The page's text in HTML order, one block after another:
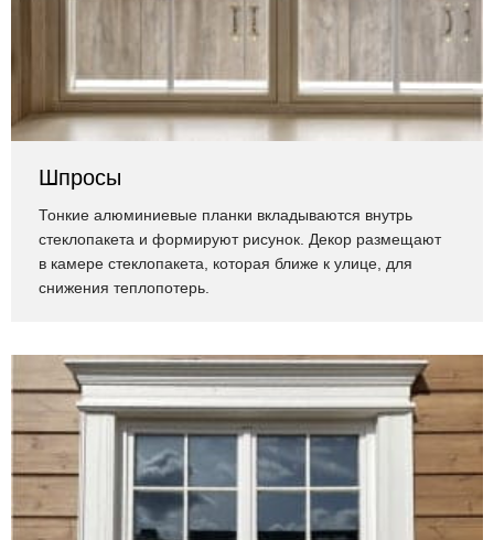
Шпросы
Тонкие алюминиевые планки вкладываются внутрь
стеклопакета и формируют рисунок. Декор размещают
в камере стеклопакета, которая ближе к улице, для
снижения теплопотерь.